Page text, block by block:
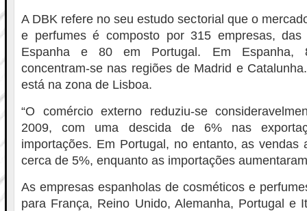
A DBK refere no seu estudo sectorial que o
e perfumes é composto por 315 empresas,
Espanha e 80 em Portugal. Em Espanha,
concentram-se nas regiões de Madrid e
está na zona de Lisboa.
“O comércio externo reduziu-se
2009, com uma descida de 6% nas
importações. Em Portugal, no entanto, as vendas
cerca de 5%, enquanto as importações
As empresas espanholas de cosméticos e
para França, Reino Unido, Alemanha, Portugal e